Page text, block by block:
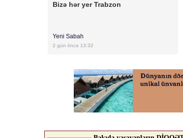
Bizə hər yer Trabzon
Yeni Sabah
2 gün öncə 13:32